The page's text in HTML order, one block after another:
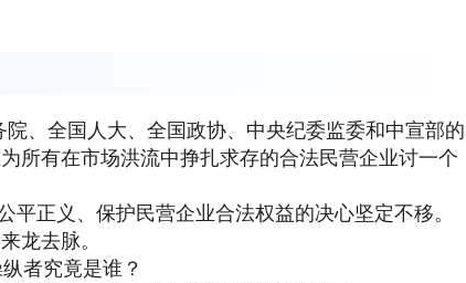
、全国人大、全国政协、中央纪委监委和中宣部的
所有在市场洪流中挣扎求存的合法民营企业讨一个
正义、保护民营企业合法权益的决心坚定不移。
龙去脉。
者究竟是谁？